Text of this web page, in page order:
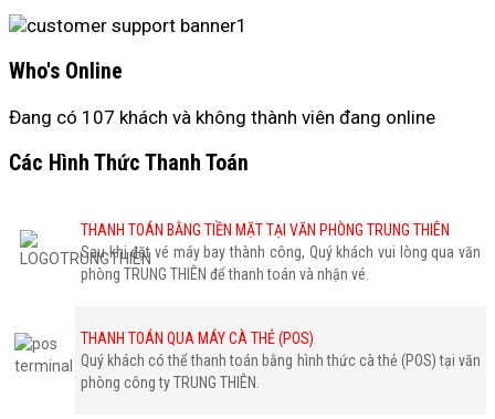
Who's Online
Đang có 107 khách và không thành viên đang online
Các Hình Thức Thanh Toán
THANH TOÁN BẰNG TIỀN MẶT TẠI VĂN PHÒNG TRUNG THIÊN
Sau khi đặt vé máy bay thành công, Quý khách vui lòng qua văn
phòng TRUNG THIÊN để thanh toán và nhận vé.
THANH TOÁN QUA MÁY CÀ THẺ (POS)
Quý khách có thể thanh toán bằng hình thức cà thẻ (POS) tại văn
phòng công ty TRUNG THIÊN.